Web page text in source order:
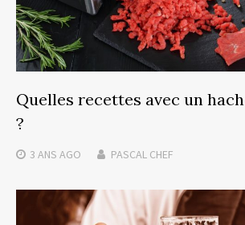
Quelles recettes avec un
?
3 ANS AGO PASCAL CHEF